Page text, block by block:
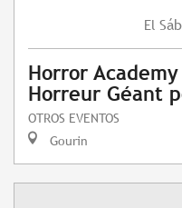
El
Horror
Horreur Géant
OTROS EVENTOS
Gourin